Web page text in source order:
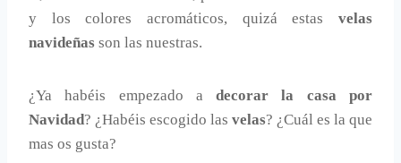
y los colores acromáticos, quizá estas velas
navideñas son las nuestras.
¿Ya habéis empezado adecorar la casa por
Navidad? ¿Habéis escogido las velas? ¿Cuál es la que
mas os gusta?